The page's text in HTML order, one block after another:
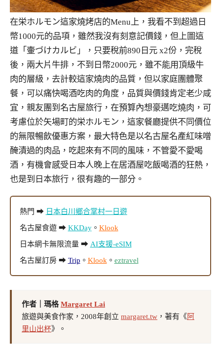
在栄ホルモン這家燒烤店的Menu上，我看不到超過日
幣1000元的品項，雖然我沒有刻意記價錢，但上圖這
道「壷づけカルビ」，只要稅前890日元 x2份，完稅
後，兩大片牛排，不到日幣2000元，雖不能用頂級牛
肉的層級，去計較這家燒肉的品質，但以家庭團體聚
餐，可以痛快喝酒吃肉的角度，品質與價錢肯定老少咸
宜，親友團到名古屋旅行，在預算內想豪邁吃燒肉，可
考慮位於矢場町的栄ホルモン，這家餐廳提供不同價位
的無限暢飲優惠方案，最大特色是以名古屋名產紅味噌
醃漬過的肉品，吃起來有不同的風味，不管愛不愛喝
酒，有機會感受日本人晚上在居酒屋吃飯喝酒的狂熱，
也是到日本旅行，很有趣的一部分。
熱門 ➡ 日本白川鄉合掌村一日遊
名古屋食遊 ➡ KKDay。 Klook
日本網卡無限流量 ➡ AI支援-eSIM
名古屋訂房 ➡ Trip 。 Klook 。 eztravel
作者｜瑪格Margaret Lai
旅遊與美食作家，2008年創立 margaret.tw ，著有《阿
里山出杯》。